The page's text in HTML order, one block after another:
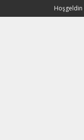
Hoşgeldin